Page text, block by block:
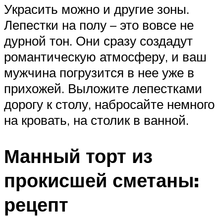
Украсить можно и другие зоны.
Лепестки на полу – это вовсе не
дурной тон. Они сразу создадут
романтическую атмосферу, и ваш
мужчина погрузится в нее уже в
прихожей. Выложите лепестками
дорогу к столу, набросайте немного
на кровать, на столик в ванной.
Манный торт из
прокисшей сметаны:
рецепт